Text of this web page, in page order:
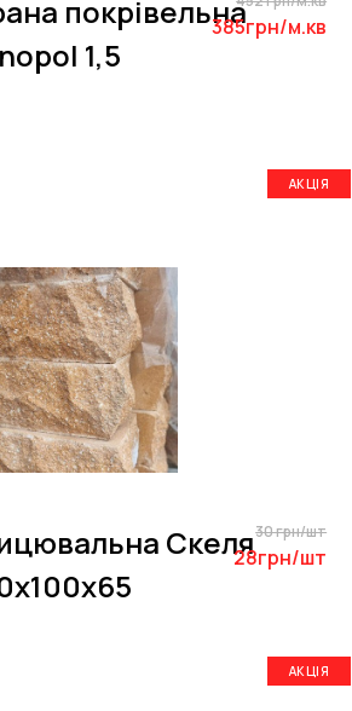
покрівельна
1,5
385грн/м.кв
АКЦІЯ
Скеля30 грн/шт
28грн/шт
АКЦІЯ